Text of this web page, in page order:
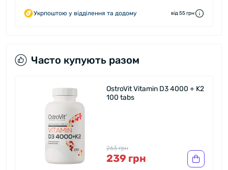
Укрпоштою у відділення та додому від 55 грн
Часто купують разом
OstroVit Vitamin D3 4000 + K2
100 tabs
263 грн
239 грн